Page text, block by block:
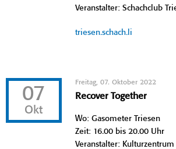
Veranstalter: Schachclub
triesen.schach.li
07
Okt
Freitag, 07. Oktober 2022
Recover Together
Wo: Gasometer Triesen
Zeit: 16.00 bis 20.00 Uhr
Veranstalter: